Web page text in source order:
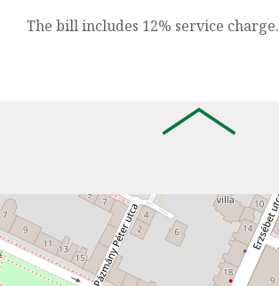
The bill includes 12% service charge.